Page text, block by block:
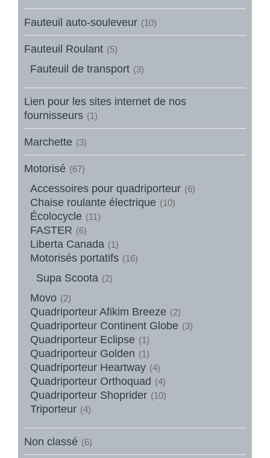
Fauteuil auto-souleveur (10)
Fauteuil Roulant (5)
Fauteuil de transport (3)
Lien pour les sites internet de nos
fournisseurs (1)
Marchette (3)
Motorisé (67)
Accessoires pour quadriporteur (6)
Chaise roulante électrique (10)
Écolocycle (11)
FASTER (6)
Liberta Canada (1)
Motorisés portatifs (16)
Supa Scoota (2)
Movo (2)
Quadriporteur Afikim Breeze (2)
Quadriporteur Continent Globe (3)
Quadriporteur Eclipse (1)
Quadriporteur Golden (1)
Quadriporteur Heartway (4)
Quadriporteur Orthoquad (4)
Quadriporteur Shoprider (10)
Triporteur (4)
Non classé (6)